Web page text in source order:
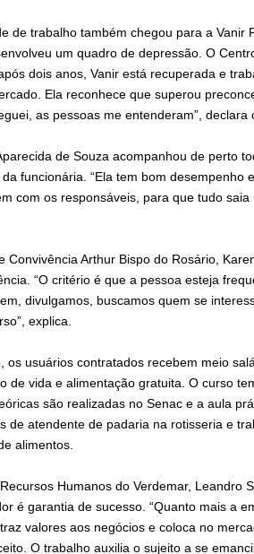
de trabalho também chegou para a
um quadro de depressão. O
dois anos, Vanir está recuperada e
Ela reconhece que superou
as pessoas me entenderam”, declara
de Souza acompanhou de perto
funcionária. “Ela tem bom desempenho
com os responsáveis, para que tudo
Convivência Arthur Bispo do Rosário,
“O critério é que a pessoa esteja
divulgamos, buscamos quem se
explica.
os usuários contratados recebem meio
de vida e alimentação gratuita. O curso
são realizadas no Senac e a aula
de atendente de padaria na rotisseria e
alimentos.
Humanos do Verdemar, Leandro
é garantia de sucesso. “Quanto mais a
valores aos negócios e coloca no
O trabalho auxilia o sujeito a se